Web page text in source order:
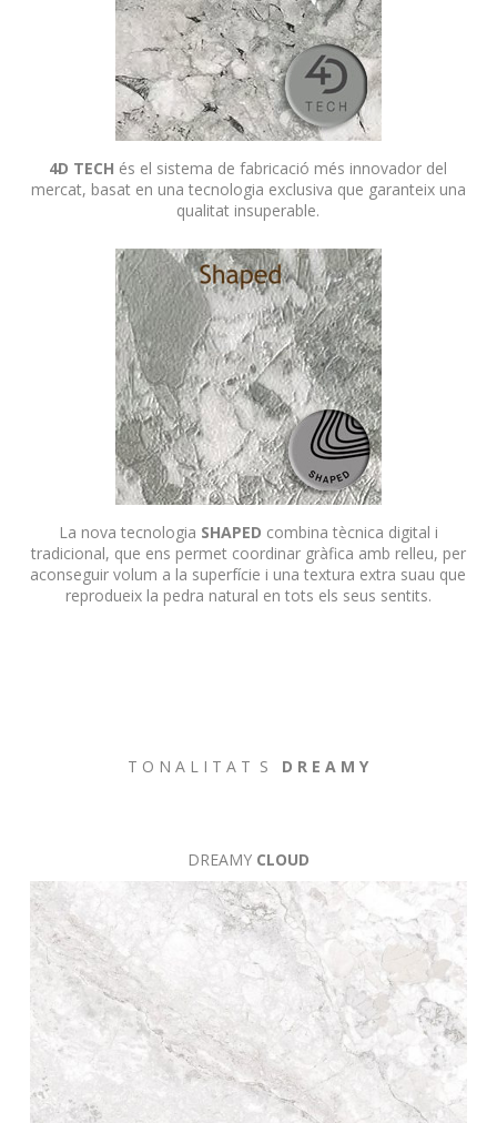
4D TECH és el sistema de fabricació més innovador del
mercat, basat en una tecnologia exclusiva que garanteix una
qualitat insuperable.
La nova tecnologia SHAPED combina tècnica digital i
tradicional, que ens permet coordinar gràfica amb relleu, per
aconseguir volum a la superfície i una textura extra suau que
reprodueix la pedra natural en tots els seus sentits.
T O N A L I T A T S D R E A M Y
DREAMY CLOUD